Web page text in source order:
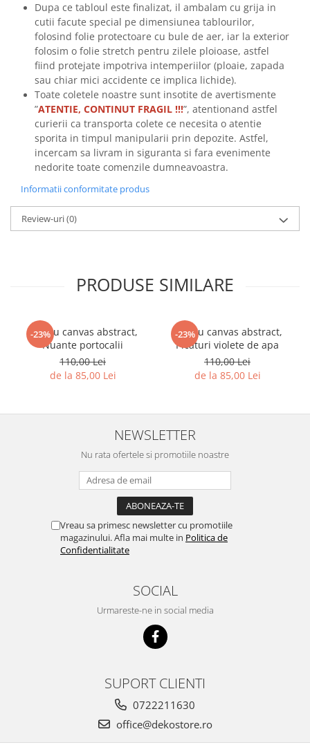
Dupa ce tabloul este finalizat, il ambalam cu grija in
cutii facute special pe dimensiunea tablourilor,
folosind folie protectoare cu bule de aer, iar la exterior
folosim o folie stretch pentru zilele ploioase, astfel
fiind protejate impotriva intemperiilor (ploaie, zapada
sau chiar mici accidente ce implica lichide).
Toate coletele noastre sunt insotite de avertismente
”ATENTIE, CONTINUT FRAGIL !!!”, atentionand astfel
curierii ca transporta colete ce necesita o atentie
sporita in timpul manipularii prin depozite. Astfel,
incercam sa livram in siguranta si fara evenimente
nedorite toate comenzile dumneavoastra.
Informatii conformitate produs
Review-uri(0)
PRODUSE SIMILARE
-23%
Tablou canvas abstract,
Nuante portocalii
110,00 Lei
de la 85,00 Lei
-23%
Tablou canvas abstract,
Picaturi violete de apa
110,00 Lei
de la 85,00 Lei
NEWSLETTER
Nu rata ofertele si promotiile noastre
Vreau sa primesc newsletter cu promotiile
magazinului. Afla mai multe in Politica de
Confidentialitate
SOCIAL
Urmareste-ne in social media
SUPORT CLIENTI
0722211630
office@dekostore.ro